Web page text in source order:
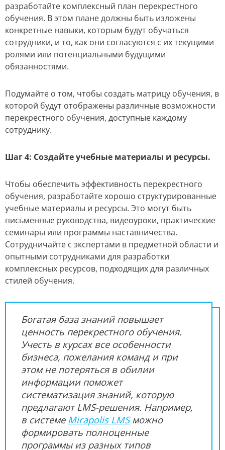
разработайте комплексный план перекрестного
обучения. В этом плане должны быть изложены
конкретные навыки, которым будут обучаться
сотрудники, и то, как они согласуются с их текущими
ролями или потенциальными будущими
обязанностями.
Подумайте о том, чтобы создать матрицу обучения, в
которой будут отображены различные возможности
перекрестного обучения, доступные каждому
сотруднику.
Шаг 4: Создайте учебные материалы и ресурсы.
Чтобы обеспечить эффективность перекрестного
обучения, разработайте хорошо структурированные
учебные материалы и ресурсы. Это могут быть
письменные руководства, видеоуроки, практические
семинары или программы наставничества.
Сотрудничайте с экспертами в предметной области и
опытными сотрудниками для разработки
комплексных ресурсов, подходящих для различных
стилей обучения.
Богатая база знаний повышает
ценность перекрестного обучения.
Учесть в курсах все особенности
бизнеса, пожелания команд и при
этом не потеряться в обилии
информации поможет
систематизация знаний, которую
предлагают LMS-решения. Например,
в системе Mirapolis LMSможно
формировать полноценные
программы из разных типов